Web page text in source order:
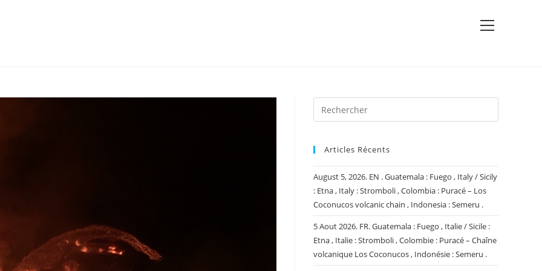
View
Articles Récents
August 5, 2026. EN . Guatemala : Fuego , Italy / Sicily
: Etna , Italy : Stromboli , Colombia : Puracé – Los
Coconucos volcanic chain , Indonesia : Semeru .
5 Aout 2026. FR. Guatemala : Fuego , Italie / Sicile :
Etna , Italie : Stromboli , Colombie : Puracé – Chaîne
volcanique Los Coconucos , Indonésie : Semeru .